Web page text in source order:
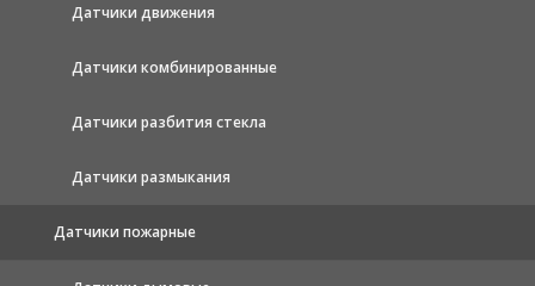
Датчики движения
Датчики комбинированные
Датчики разбития стекла
Датчики размыкания
Датчики пожарные